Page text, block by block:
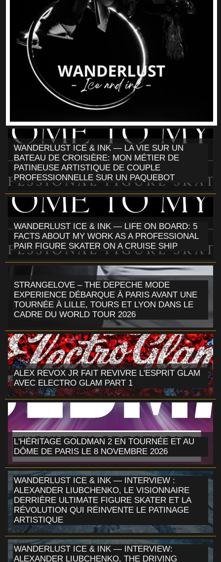
WANDERLUST ICE & INK — LA VIE SUR UN
BATEAU DE CROISIÈRE: MON MÉTIER DE
PATINEUSE ARTISTIQUE DE COUPLE
PROFESSIONNELLE SUR UN PAQUEBOT
WANDERLUST ICE & INK — LIFE ON BOARD: 5
FACTS ABOUT MY WORK AS A PROFESSIONAL
PAIR FIGURE SKATER ON A CRUISE SHIP
STRANGELOVE – THE DEPECHE MODE
EXPERIENCE DÉBARQUE À PARIS AVANT UNE
TOURNÉE À LILLE, TOURS ET LYON DANS LE
CADRE DU WORLD TOUR 2026
ALEX REVOX JR FAIT REVIVRE L'ESPRIT GLAM
AVEC ELECTRO GLAM PART 1
L'HÉRITAGE GOLDMAN 2 EN TOURNÉE ET AU
DÔME DE PARIS LE 8 NOVEMBRE 2026
WANDERLUST ICE & INK — INTERVIEW :
ALEXANDER LIUBCHENKO, LE VISIONNAIRE
DERRIÈRE ULTIMATE FIGURE SKATER ET LA
RÉVOLUTION QUI RÉINVENTE LE PATINAGE
ARTISTIQUE
WANDERLUST ICE & INK — INTERVIEW:
ALEXANDER LIUBCHENKO, THE DRIVING